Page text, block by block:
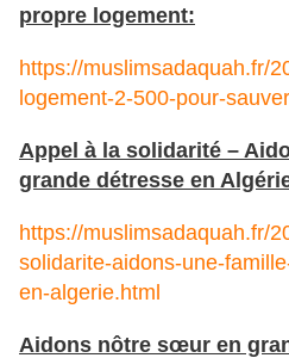
propre logement:
https://muslimsadaquah.fr/
logement-2-500-pour-
Appel à la solidarité –
grande détresse en
https://muslimsadaquah.fr/
solidarite-aidons-une-
en-algerie.html
Aidons nôtre sœur en